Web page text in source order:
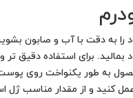
را به دقت با آب و صابون
برای استفاده دقیق تر و
محصول به طور یکنواخت روی
و از مقدار مناسب ژل